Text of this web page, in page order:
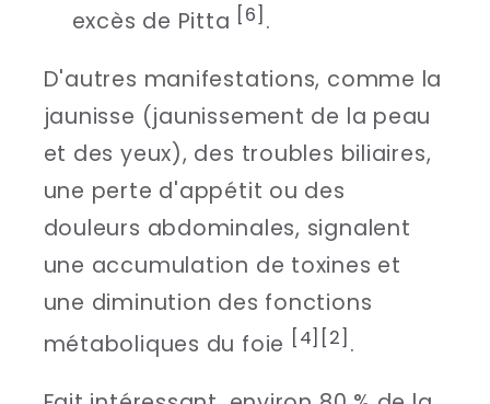
excès de Pitta [6] .
D'autres manifestations, comme la
jaunisse (jaunissement de la peau
et des yeux), des troubles biliaires,
une perte d'appétit ou des
douleurs abdominales, signalent
une accumulation de toxines et
une diminution des fonctions
métaboliques du foie [4] [2] .